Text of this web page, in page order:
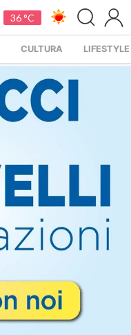
36 °C
CULTURA LIFESTYLE